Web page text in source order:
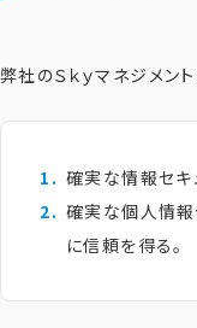
弊社のＳｋｙマネジメン
確実な情報セキ
確実な個人情報
に信頼を得る。